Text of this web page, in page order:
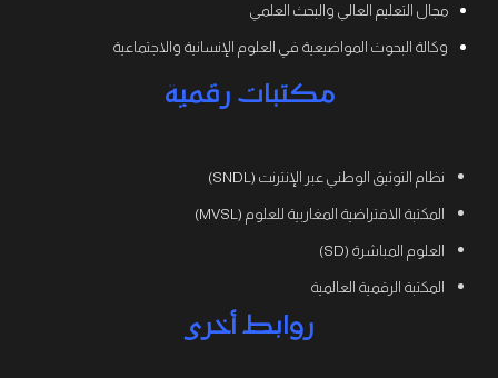
مجال التعليم العالي والبحث العلمي
وكالة البحوث المواضيعية في العلوم الإنسانية والاجتماعية
مكتبات رقمية
نظام التوثيق الوطني عبر الإنترنت (SNDL)
المكتبة الافتراضية المغاربية للعلوم (MVSL)
العلوم المباشرة (SD)
المكتبة الرقمية العالمية
روابط أخرى